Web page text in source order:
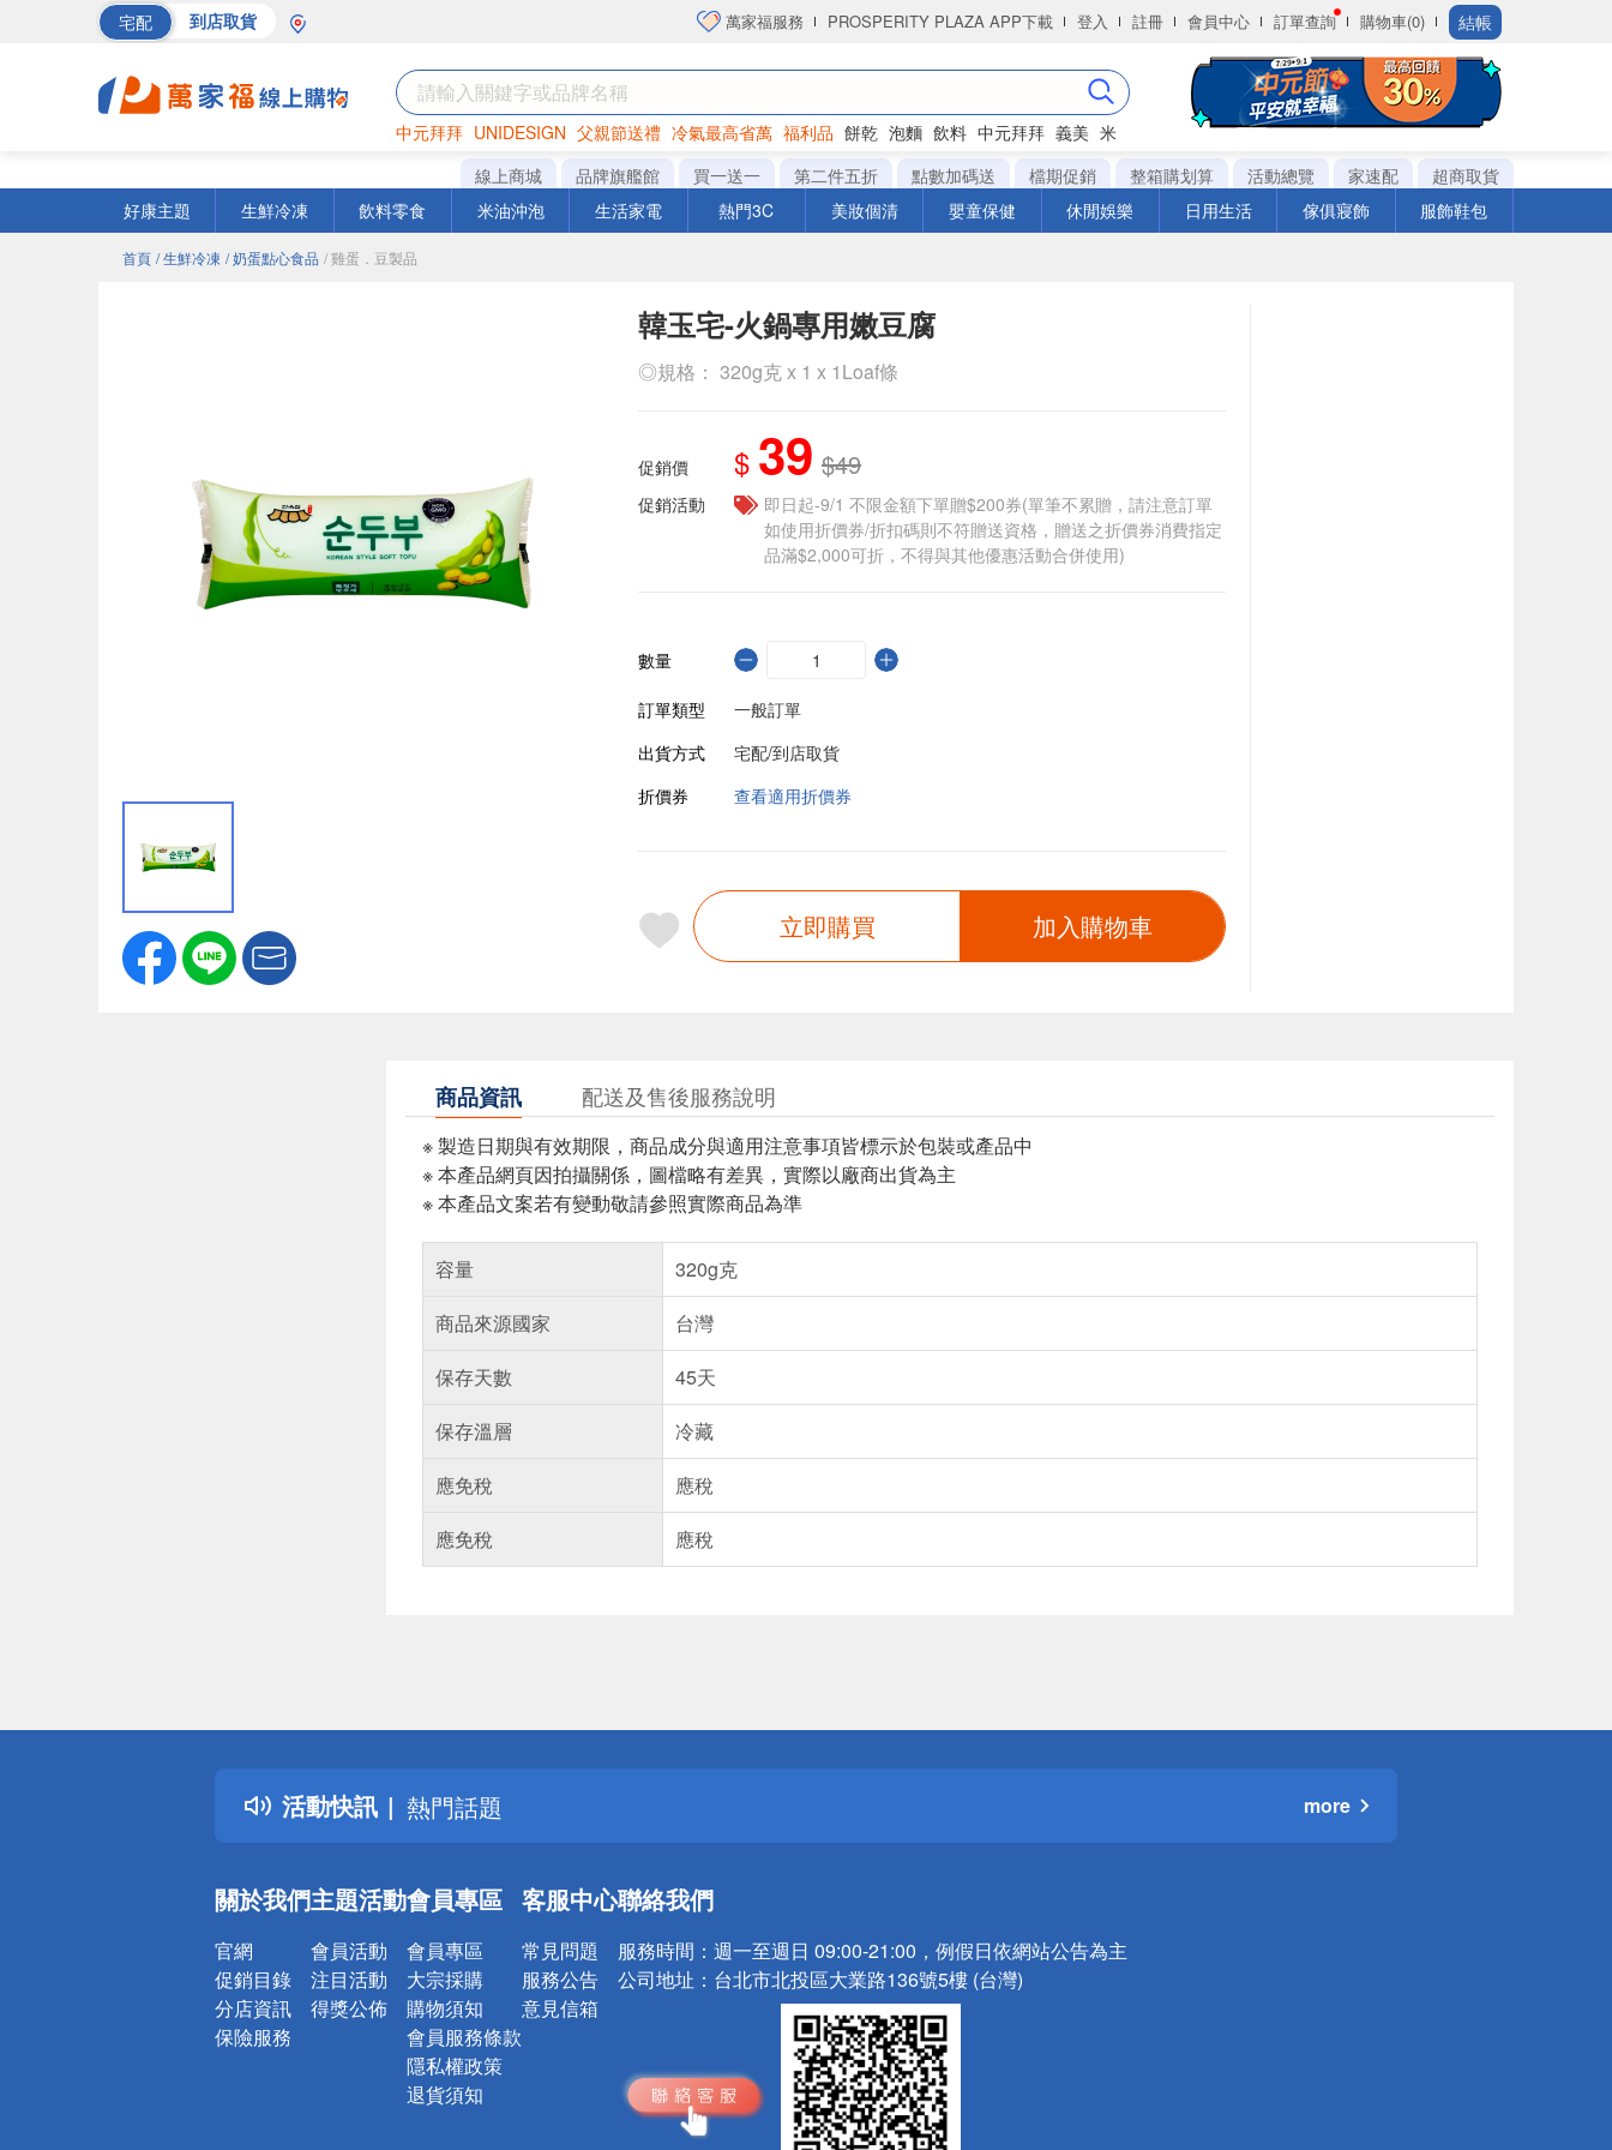
宅配 到店取貨 萬家福服務 PROSPERITY PLAZA APP下載 登入 註冊 會員中心 訂單查詢 購物車(0) 結帳
中元拜拜 UNIDESIGN 父親節送禮 冷氣最高省萬 福利品 餅乾 泡麵 飲料 中元拜拜 義美 米
罐頭 海苔 洋芋片
線上商城 品牌旗艦館 買一送一 第二件五折 點數加碼送 檔期促銷 整箱購划算 活動總覽 家速配
超商取貨
好康主題
生鮮冷凍 飲料零食 米油沖泡 生活家電 熱門3C 美妝個清 嬰童保健 休閒娛樂 日用生活 傢俱寢飾 服飾鞋包
首頁 / 生鮮冷凍 / 奶蛋點心食品 / 雞蛋．豆製品
韓玉宅-火鍋專用嫩豆腐
◎規格： 320g克 x 1 x 1Loaf條
促銷價 $ 39 $49
促銷活動
即日起-9/1 不限金額下單贈$200券(單筆不累贈，請注意訂單
如使用折價券/折扣碼則不符贈送資格，贈送之折價券消費指定
品滿$2,000可折，不得與其他優惠活動合併使用)
數量
訂單類型
一般訂單
出貨方式
宅配/到店取貨
折價券
查看適用折價券
立即購買 加入購物車
商品資訊 配送及售後服務說明
※ 製造日期與有效期限，商品成分與適用注意事項皆標示於包裝或產品中
※ 本產品網頁因拍攝關係，圖檔略有差異，實際以廠商出貨為主
※ 本產品文案若有變動敬請參照實際商品為準
容量
320g克
商品來源國家
台灣
保存天數
45天
保存溫層
冷藏
應免稅
應稅
應免稅
應稅
活動快訊
詐騙網頁！請小心！
得獎公告
熱門話題
銀行優惠
詐騙網頁！請小心！
more
關於我們
官網
促銷目錄
分店資訊
保險服務
主題活動
會員活動
注目活動
得獎公佈
會員專區
會員專區
大宗採購
購物須知
會員服務條款
隱私權政策
退貨須知
客服中心
常見問題
服務公告
意見信箱
聯絡我們
服務時間： 週一至週日 09:00-21:00，例假日依網站公告為主
公司地址： 台北市北投區大業路136號5樓 (台灣)